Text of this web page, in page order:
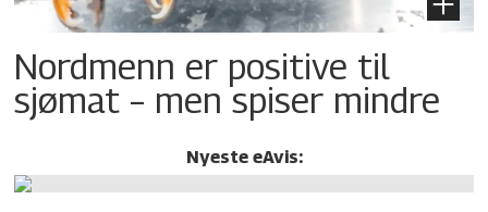
Nordmenn er positive til
sjømat – men spiser mindre
Nyeste eAvis: